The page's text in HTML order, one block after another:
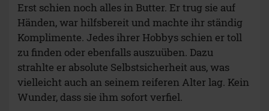
Erst schien noch alles in Butter. Er trug sie auf
Händen, war hilfsbereit und machte ihr ständig
Komplimente. Jedes ihrer Hobbys schien er toll
zu finden oder ebenfalls auszuüben. Dazu
strahlte er absolute Selbstsicherheit aus, was
vielleicht auch an seinem reiferen Alter lag. Kein
Wunder, dass sie ihm sofort verfiel.